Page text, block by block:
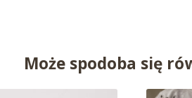
Może spodoba się